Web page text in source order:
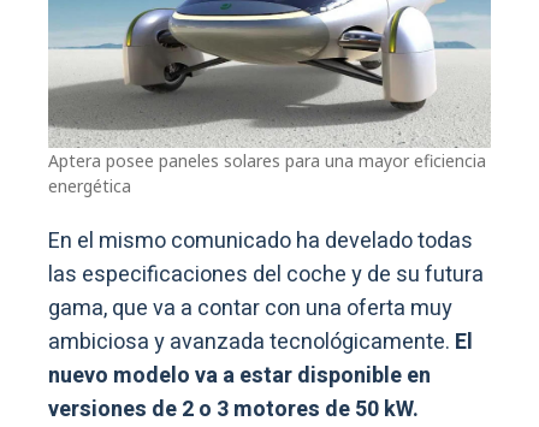
Aptera posee paneles solares para una mayor eficiencia
energética
En el mismo comunicado ha develado todas
las especificaciones del coche y de su futura
gama, que va a contar con una oferta muy
ambiciosa y avanzada tecnológicamente. El
nuevo modelo va a estar disponible en
versiones de 2 o 3 motores de 50 kW.